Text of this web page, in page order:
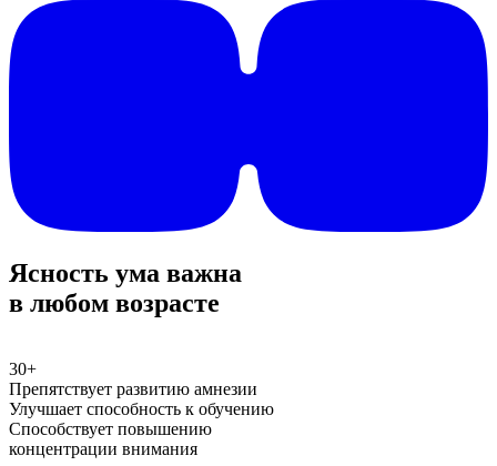
Ясность ума важна
в любом возрасте
30+
Препятствует развитию амнезии
Улучшает способность к обучению
Способствует повышению
концентрации внимания